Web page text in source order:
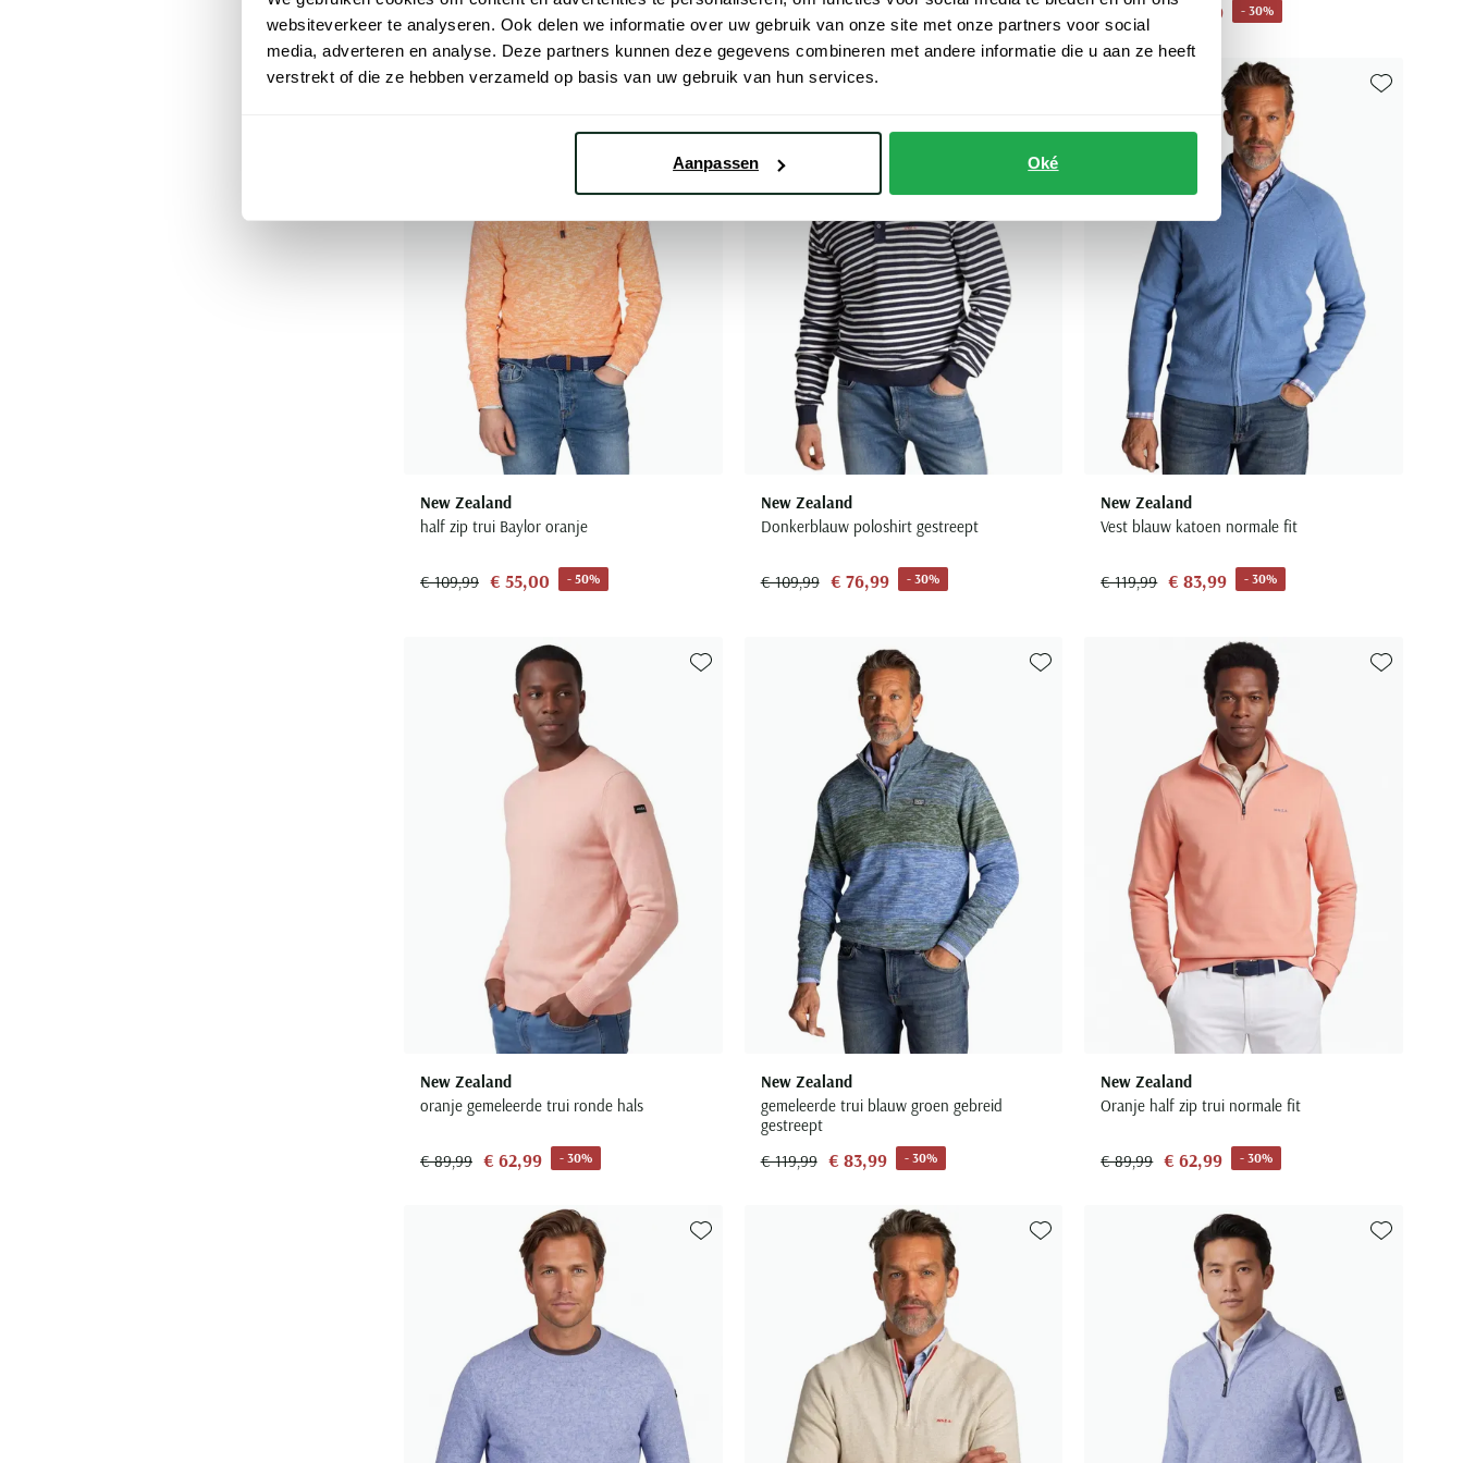
websiteverkeer te analyseren. Ook delen we informatie over uw gebruik van onze site met onze partners voor social
media, adverteren en analyse. Deze partners kunnen deze gegevens combineren met andere informatie die u aan ze heeft
verstrekt of die ze hebben verzameld op basis van uw gebruik van hun services.
Aanpassen Oké
€ 119,99
€ 99,99 € 69,99 - 30%
New Zealand
half zip trui Baylor oranje
€ 109,99 € 55,00 - 50%
New Zealand
Donkerblauw poloshirt gestreept
€ 109,99 € 76,99 - 30%
New Zealand
Vest blauw katoen normale fit
€ 119,99 € 83,99 - 30%
New Zealand
oranje gemeleerde trui ronde hals
€ 89,99 € 62,99 - 30%
Toevoegen aan favorieten
New Zealand
gemeleerde trui blauw groen gebreid
gestreept
€ 119,99 € 83,99 - 30%
New Zealand
Oranje half zip trui normale fit
€ 89,99 € 62,99 - 30%
Toevoegen aan favorieten